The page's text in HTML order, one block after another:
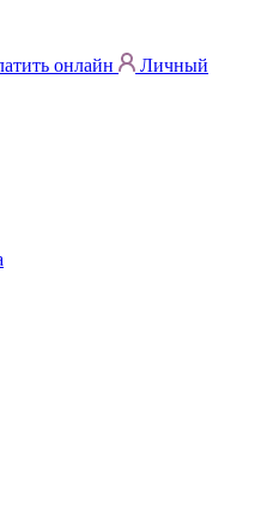
онлайн
Личный